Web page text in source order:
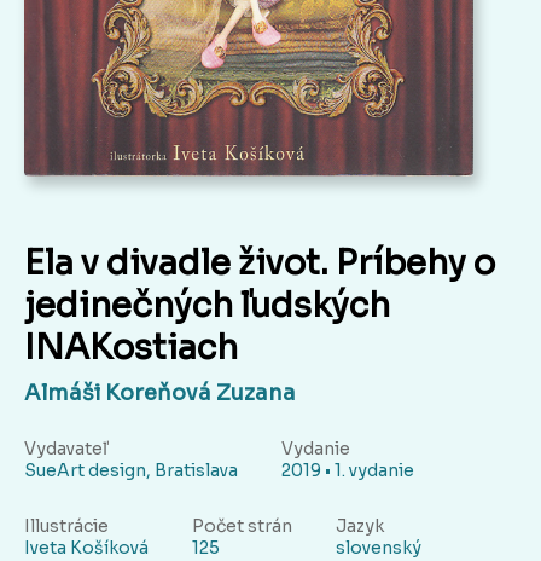
Ela v divadle život. Príbehy o
jedinečných ľudských
INAKostiach
Almáši Koreňová Zuzana
Vydavateľ
SueArt design, Bratislava
Vydanie
2019 • 1. vydanie
Illustrácie
Iveta Košíková
Počet strán
125
Jazyk
slovenský